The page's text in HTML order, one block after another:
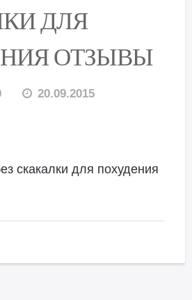
ДЛЯ
ОТЗЫВЫ
20.09.2015
скакалки для похудения